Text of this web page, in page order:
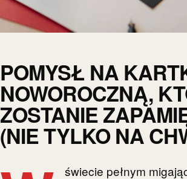
POMYSŁ NA
NOWOROCZNĄ,
ZOSTANIE
(NIE TYLKO NA
świecie pełnym